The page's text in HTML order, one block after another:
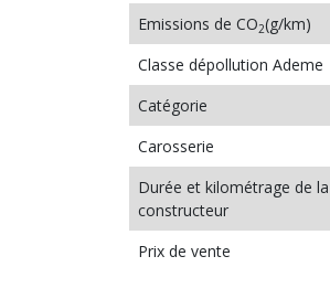
Emissions de CO2(g/km)
Classe dépollution Ademe
Catégorie
Carosserie
Durée et kilométrage de
constructeur
Prix de vente